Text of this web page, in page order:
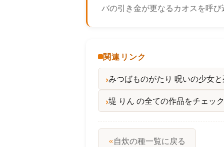
バの引き金が更なるカオスを呼
関連リンク
みつばものがたり 呪いの少女
堤 りん の全ての作品をチェッ
«自炊の種一覧に戻る